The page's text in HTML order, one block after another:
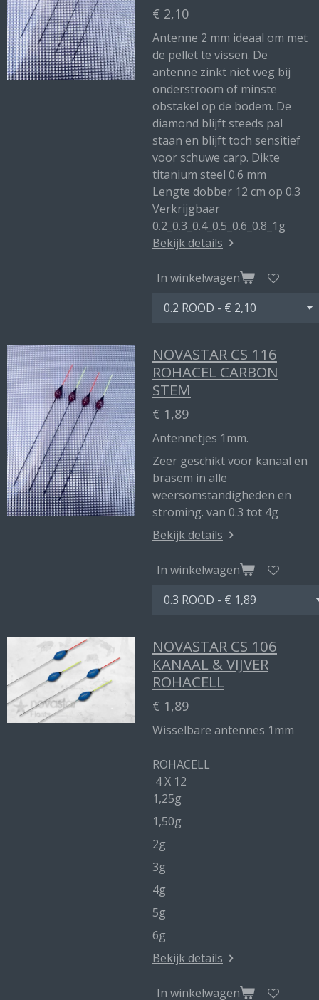
€ 2,10
Antenne 2 mm ideaal om met
de pellet te vissen. De
antenne zinkt niet weg bij
onderstroom of minste
obstakel op de bodem. De
diamond blijft steeds pal
staan en blijft toch sensitief
voor schuwe carp. Dikte
titanium steel 0.6 mm
Lengte dobber 12 cm op 0.3
Verkrijgbaar
0.2_0.3_0.4_0.5_0.6_0.8_1g
Bekijk details
In winkelwagen
NOVASTAR CS 116
ROHACEL CARBON
STEM
€ 1,89
Antennetjes 1mm.
Zeer geschikt voor kanaal en
brasem in alle
weersomstandigheden en
stroming. van 0.3 tot 4g
Bekijk details
In winkelwagen
NOVASTAR CS 106
KANAAL & VIJVER
ROHACELL
€ 1,89
Wisselbare antennes 1mm
ROHACELL
4 X 12
1,25g
1,50g
2g
3g
4g
5g
6g
Bekijk details
In winkelwagen